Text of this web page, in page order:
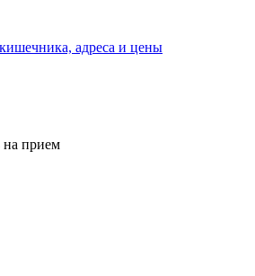
адреса и цены
на прием